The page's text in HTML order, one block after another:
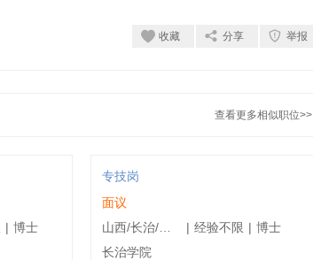
收藏 分享 举报
查看更多相似职位>>
| 博士
专技岗
面议
| 经验不限 | 博士
长治学院